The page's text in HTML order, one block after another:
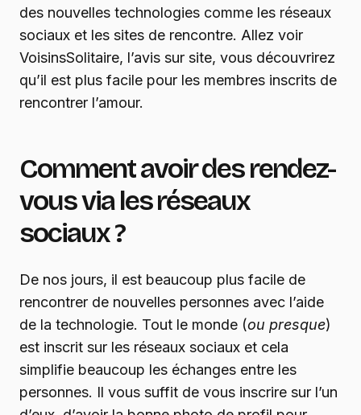
des nouvelles technologies comme les réseaux
sociaux et les sites de rencontre. Allez voir
VoisinsSolitaire, l’avis sur site, vous découvrirez
qu’il est plus facile pour les membres inscrits de
rencontrer l’amour.
Comment avoir des rendez-
vous via les réseaux
sociaux ?
De nos jours, il est beaucoup plus facile de
rencontrer de nouvelles personnes avec l’aide
de la technologie. Tout le monde (ou presque)
est inscrit sur les réseaux sociaux et cela
simplifie beaucoup les échanges entre les
personnes. Il vous suffit de vous inscrire sur l’un